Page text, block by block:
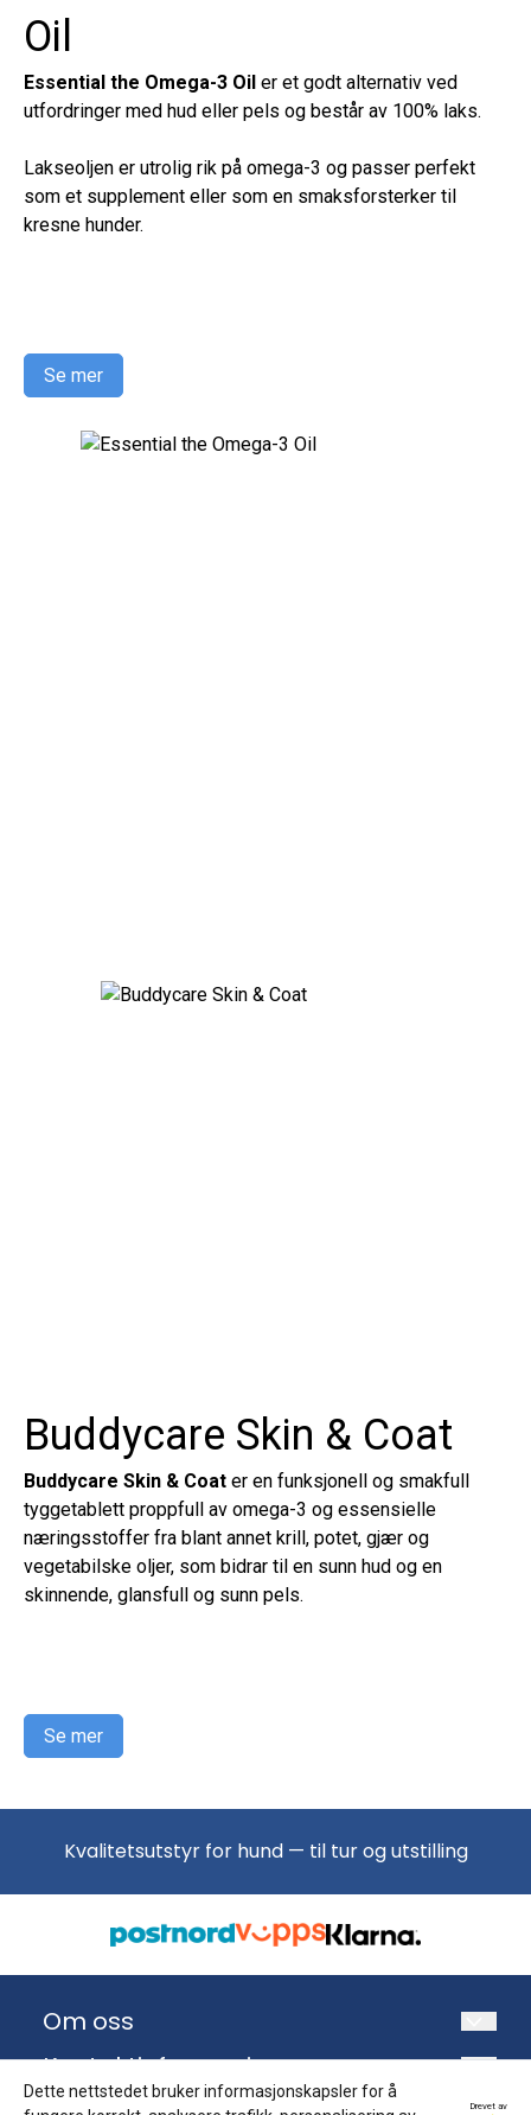
Oil
Essential the Omega-3 Oil er et godt alternativ ved
utfordringer med hud eller pels og består av 100% laks.
Lakseoljen er utrolig rik på omega-3 og passer perfekt
som et supplement eller som en smaksforsterker til
kresne hunder.
Se mer
Buddycare Skin & Coat
Buddycare Skin & Coat er en funksjonell og smakfull
tyggetablett proppfull av omega-3 og essensielle
næringsstoffer fra blant annet krill, potet, gjær og
vegetabilske oljer, som bidrar til en sunn hud og en
skinnende, glansfull og sunn pels.
Se mer
Kvalitetsutstyr for hund — til tur og utstilling
Om oss
Torhild og Petter har holdt på med hund siden
1986. Vi tilbyr kvalitetsutstyr, hundefôr og
Kontaktinformasjon
Top Pet Products AS
Dette nettstedet bruker informasjonskapsler for å
Drevet av